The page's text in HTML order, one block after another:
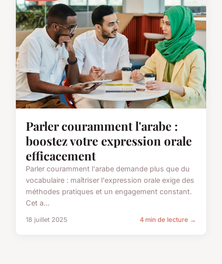
Parler couramment l'arabe :
boostez votre expression orale
efficacement
Parler couramment l'arabe demande plus que du
vocabulaire : maîtriser l'expression orale exige des
méthodes pratiques et un engagement constant.
Cet a...
18 juillet 2025 4 min de lecture →